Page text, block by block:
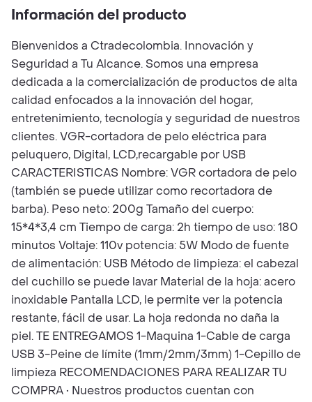
Información del producto
Bienvenidos a Ctradecolombia. Innovación y
Seguridad a Tu Alcance. Somos una empresa
dedicada a la comercialización de productos de alta
calidad enfocados a la innovación del hogar,
entretenimiento, tecnología y seguridad de nuestros
clientes. VGR-cortadora de pelo eléctrica para
peluquero, Digital, LCD,recargable por USB
CARACTERISTICAS Nombre: VGR cortadora de pelo
(también se puede utilizar como recortadora de
barba). Peso neto: 200g Tamaño del cuerpo:
15*4*3,4 cm Tiempo de carga: 2h tiempo de uso: 180
minutos Voltaje: 110v potencia: 5W Modo de fuente
de alimentación: USB Método de limpieza: el cabezal
del cuchillo se puede lavar Material de la hoja: acero
inoxidable Pantalla LCD, le permite ver la potencia
restante, fácil de usar. La hoja redonda no daña la
piel. TE ENTREGAMOS 1-Maquina 1-Cable de carga
USB 3-Peine de límite (1mm/2mm/3mm) 1-Cepillo de
limpieza RECOMENDACIONES PARA REALIZAR TU
COMPRA • Nuestros productos cuentan con